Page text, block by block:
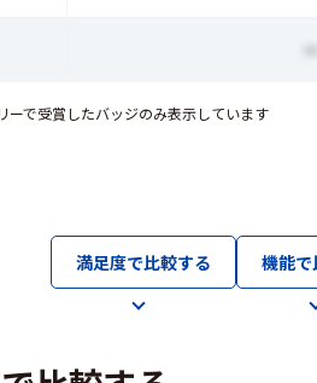
ー
で受賞したバッジのみ表示しています
満足度で比較する 機能で